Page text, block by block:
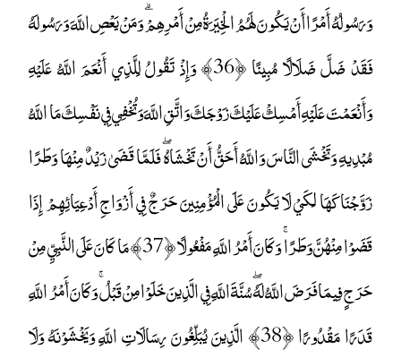
وَرَسُولُهُ أَمْرًا أَنْ يَكُونَ لَهُمُ الْخِيَرَةُ مِنْ أَمْرِهِمْ ۗ وَمَنْ يَعْصِ اللَّهَ وَرَسُولَهُ
فَقَدْ ضَلَّ ضَلَالًا مُبِينًا ﴿36﴾ وَإِذْ تَقُولُ لِلَّذِي أَنْعَمَ اللَّهُ عَلَيْهِ
وَأَنْعَمْتَ عَلَيْهِ أَمْسِكْ عَلَيْكَ زَوْجَكَ وَاتَّقِ اللَّهَ وَتُخْفِي فِي نَفْسِكَ مَا اللَّهُ
مُبْدِيهِ وَتَخْشَى النَّاسَ وَاللَّهُ أَحَقُّ أَنْ تَخْشَاهُ ۖ فَلَمَّا قَضَىٰ زَيْدٌ مِنْهَا وَطَرًا
زَوَّجْنَاكَهَا لِكَيْ لَا يَكُونَ عَلَى الْمُؤْمِنِينَ حَرَجٌ فِي أَزْوَاجِ أَدْعِيَائِهِمْ إِذَا
قَضَوْا مِنْهُنَّ وَطَرًا ۚ وَكَانَ أَمْرُ اللَّهِ مَفْعُولًا ﴿37﴾ مَا كَانَ عَلَى النَّبِيِّ مِنْ
حَرَجٍ فِيمَا فَرَضَ اللَّهُ لَهُ ۖ سُنَّةَ اللَّهِ فِي الَّذِينَ خَلَوْا مِنْ قَبْلُ ۚ وَكَانَ أَمْرُ اللَّهِ
قَدَرًا مَقْدُورًا ﴿38﴾ الَّذِينَ يُبَلِّغُونَ رِسَالَاتِ اللَّهِ وَيَخْشَوْنَهُ وَلَا